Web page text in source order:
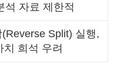
석 자료 제한적
Split) 실행,
치 희석 우려